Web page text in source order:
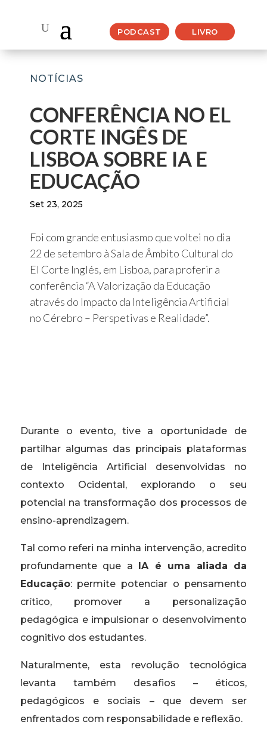
PODCAST LIVRO
NOTÍCIAS
CONFERÊNCIA NO EL
CORTE INGÊS DE
LISBOA SOBRE IA E
EDUCAÇÃO
Set 23, 2025
Foi com grande entusiasmo que voltei no dia
22 de setembro à Sala de Âmbito Cultural do
El Corte Inglés, em Lisboa, para proferir a
conferência “A Valorização da Educação
através do Impacto da Inteligência Artificial
no Cérebro – Perspetivas e Realidade”.
Durante o evento, tive a oportunidade de
partilhar algumas das principais plataformas
de Inteligência Artificial desenvolvidas no
contexto Ocidental, explorando o seu
potencial na transformação dos processos de
ensino-aprendizagem.
Tal como referi na minha intervenção, acredito
profundamente que a IA é uma aliada da
Educação: permite potenciar o pensamento
crítico, promover a personalização
pedagógica e impulsionar o desenvolvimento
cognitivo dos estudantes.
Naturalmente, esta revolução tecnológica
levanta também desafios – éticos,
pedagógicos e sociais – que devem ser
enfrentados com responsabilidade e reflexão.